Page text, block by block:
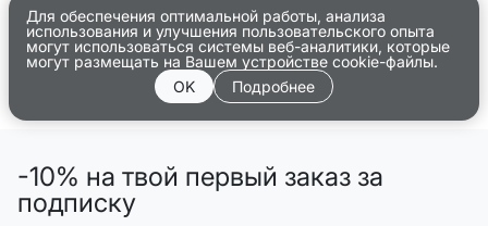
Для обеспечения оптимальной работы, анализа
использования и улучшения пользовательского опыта
могут использоваться системы веб-аналитики, которые
могут размещать на Вашем устройстве cookie-файлы.
OK
Подробнее
-10% на твой первый заказ за
подписку